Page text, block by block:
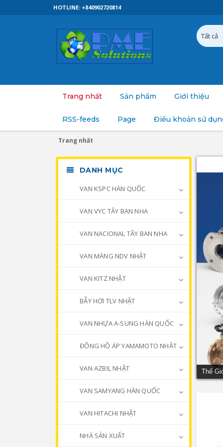
HOTLINE: +840902720814
Trang nhất Sản phẩm Giới thiệu
RSS-feeds Page Điều khoản sử
Trang nhất
Thế
DANH MỤC
VAN KSPC HÀN QUỐC
VAN VYC TÂY BAN NHA
VAN NACIONAL TÂY BAN NHA
VAN MÀNG NDV NHẬT
VAN KITZ NHẬT
BẪY HƠI TLV NHẬT
VAN NHỰA A-SUNG HÀN QUỐC
ĐỒNG HỒ ÁP YAMAMOTO NHẬT
VAN AZBIL NHẬT
VAN SAMYANG HÀN QUỐC
VAN HITACHI NHẬT
NHÀ SẢN XUẤT